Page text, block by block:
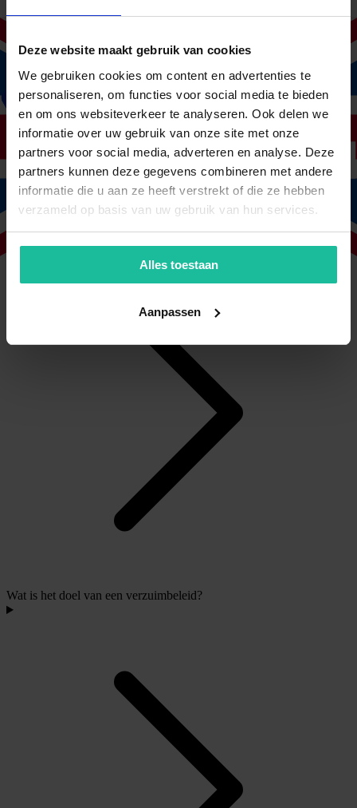
Deze website maakt gebruik van cookies
We gebruiken cookies om content en advertenties te
personaliseren, om functies voor social media te bieden
en om ons websiteverkeer te analyseren. Ook delen we
informatie over uw gebruik van onze site met onze
partners voor social media, adverteren en analyse. Deze
partners kunnen deze gegevens combineren met andere
informatie die u aan ze heeft verstrekt of die ze hebben
verzameld op basis van uw gebruik van hun services.
Alles toestaan
Aanpassen
Waarom zou ik arbodienst en verzekering combineren?
Wat is het doel van een verzuimbeleid?